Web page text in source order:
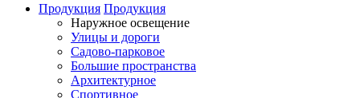
Продукция Продукция
Наружное освещение
Улицы и дороги
Садово-парковое
Большие пространства
Архитектурное
Спортивное